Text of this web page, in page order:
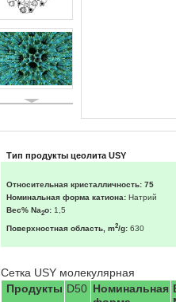
Тип продукты цеолита USY
Относительная кристалличность: 75
Номинальная форма катиона: Натрий
Вес% Na2o: 1,5
Поверхностная область, m2/g: 630
Сетка USY молекулярная
Продукты D50 Номинальная